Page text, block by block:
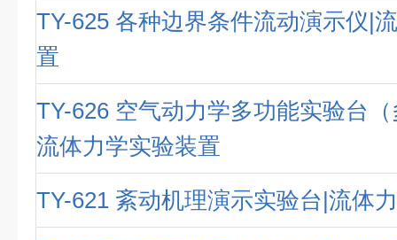
TY-625 各种边界条件流动演示仪|
置
TY-626 空气动力学多功能实验台
流体力学实验装置
TY-621 紊动机理演示实验台|流体